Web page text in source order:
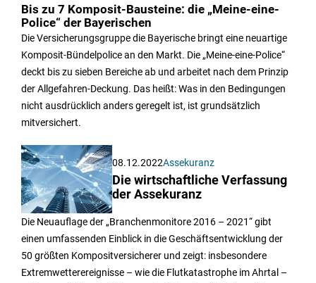
Bis zu 7 Komposit-Bausteine: die „Meine-eine-
Police“ der Bayerischen
Die Versicherungsgruppe die Bayerische bringt eine neuartige
Komposit-Bündelpolice an den Markt. Die „Meine-eine-Police“
deckt bis zu sieben Bereiche ab und arbeitet nach dem Prinzip
der Allgefahren-Deckung. Das heißt: Was in den Bedingungen
nicht ausdrücklich anders geregelt ist, ist grundsätzlich
mitversichert.
08.12.2022Assekuranz
Die wirtschaftliche Verfassung
der Assekuranz
Die Neuauflage der „Branchenmonitore 2016 – 2021“ gibt
einen umfassenden Einblick in die Geschäftsentwicklung der
50 größten Kompositversicherer und zeigt: insbesondere
Extremwetterereignisse – wie die Flutkatastrophe im Ahrtal –